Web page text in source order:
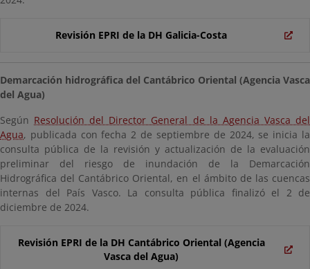
Revisión EPRI de la DH Galicia-Costa
Demarcación hidrográfica del Cantábrico Oriental (Agencia Vasca
del Agua)
Según Resolución del Director General de la Agencia Vasca del
Agua, publicada con fecha 2 de septiembre de 2024, se inicia la
consulta pública de la revisión y actualización de la evaluación
preliminar del riesgo de inundación de la Demarcación
Hidrográfica del Cantábrico Oriental, en el ámbito de las cuencas
internas del País Vasco. La consulta pública finalizó el 2 de
diciembre de 2024.
Revisión EPRI de la DH Cantábrico Oriental (Agencia
Vasca del Agua)